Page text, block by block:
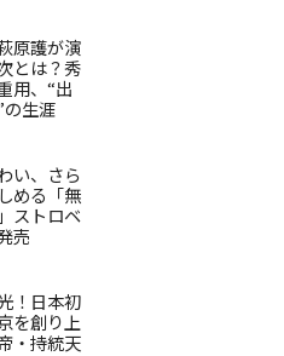
原護が演
とは？秀
用、“出
の生涯
い、さら
める「無
ストロベ
売
！日本初
を創り上
・持統天